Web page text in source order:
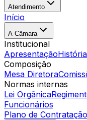
Atendimento
Início
A Câmara
Institucional
ApresentaçãoHistória
Composição
Mesa Diretora
Normas internas
Lei Orgânica
Funcionários
Plano de